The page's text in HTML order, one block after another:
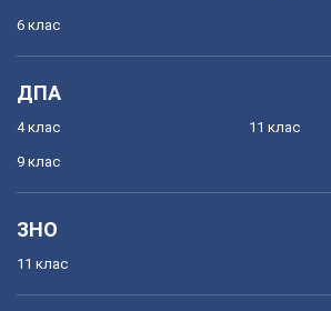
6 клас
ДПА
4 клас
9 клас
11 клас
ЗНО
11 клас